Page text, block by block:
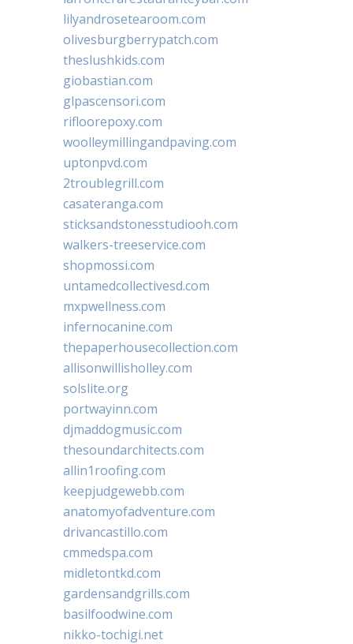
lilyandrosetearoom.com
olivesburgberrypatch.com
theslushkids.com
giobastian.com
glpascensori.com
rifloorepoxy.com
woolleymillingandpaving.com
uptonpvd.com
2troublegrill.com
casateranga.com
sticksandstonesstudiooh.com
walkers-treeservice.com
shopmossi.com
untamedcollectivesd.com
mxpwellness.com
infernocanine.com
thepaperhousecollection.com
allisonwillisholley.com
solslite.org
portwayinn.com
djmaddogmusic.com
thesoundarchitects.com
allin1roofing.com
keepjudgewebb.com
anatomyofadventure.com
drivancastillo.com
cmmedspa.com
midletontkd.com
gardensandgrills.com
basilfoodwine.com
nikko-tochigi.net